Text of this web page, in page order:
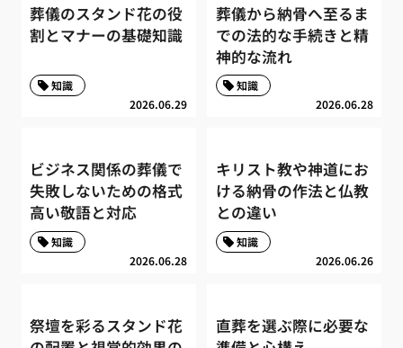
葬儀のスタンド花の役
割とマナーの基礎知識
2026.06.29
知識
葬儀から納骨へ至るま
での法的な手続きと精
神的な流れ
2026.06.28
知識
ビジネス関係の葬儀で
失敗しないための格式
高い敬語と対応
2026.06.28
知識
キリスト教や神道にお
ける納骨の作法と仏教
との違い
2026.06.26
知識
祭壇を彩るスタンド花
直葬を選ぶ際に必要な